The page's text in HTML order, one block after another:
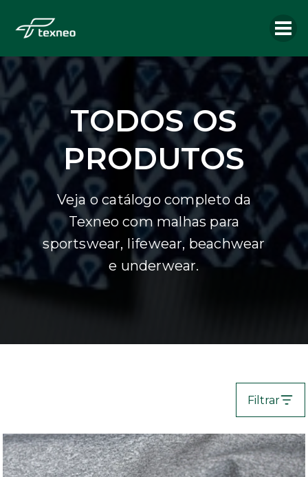
TODOS OS
PRODUTOS
Veja o catálogo completo da
Texneo com malhas para
sportswear, lifewear, beachwear
e underwear.
Filtrar